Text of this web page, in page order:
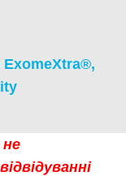
ExomeXtra®,
не